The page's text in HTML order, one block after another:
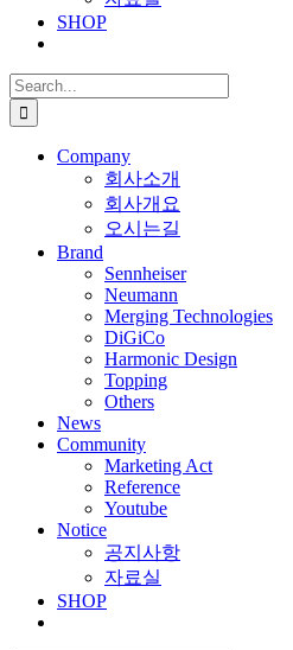
SHOP
Search
for:
Company
회사소개
회사개요
오시는길
Brand
Sennheiser
Neumann
Merging Technologies
DiGiCo
Harmonic Design
Topping
Others
News
Community
Marketing Act
Reference
Youtube
Notice
공지사항
자료실
SHOP